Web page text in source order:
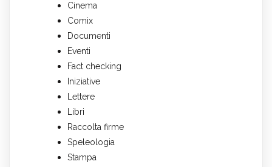
Cinema
Comix
Documenti
Eventi
Fact checking
Iniziative
Lettere
Libri
Raccolta firme
Speleologia
Stampa